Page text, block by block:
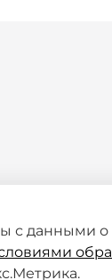
с данными о